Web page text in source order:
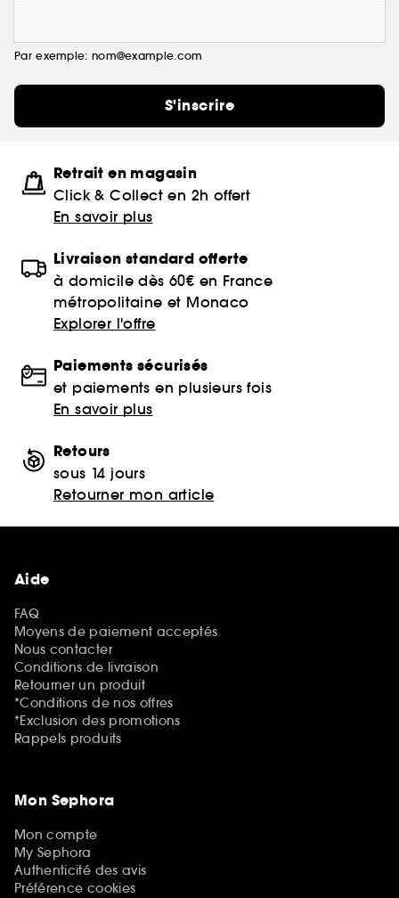
Par exemple: nom@example.com
S'inscrire
Retrait en magasin
Click & Collect en 2h offert
En savoir plus
Livraison standard offerte
à domicile dès 60€ en France
métropolitaine et Monaco
Explorer l'offre
Paiements sécurisés
et paiements en plusieurs fois
En savoir plus
Retours
sous 14 jours
Retourner mon article
Aide
FAQ
Moyens de paiement acceptés
Nous contacter
Conditions de livraison
Retourner un produit
*Conditions de nos offres
*Exclusion des promotions
Rappels produits
Mon Sephora
Mon compte
My Sephora
Authenticité des avis
Préférence cookies